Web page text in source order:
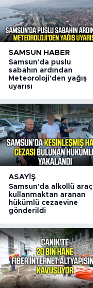
SAMSUN HABER
Samsun'da puslu
sabahın ardından
Meteoroloji'den yağış
uyarısı
ASAYIŞ
Samsun'da alkollü araç
kullanmaktan aranan
hükümlü cezaevine
gönderildi